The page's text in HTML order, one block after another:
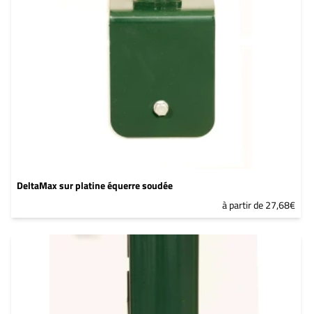
DeltaMax sur platine équerre soudée
à partir de 27,68€